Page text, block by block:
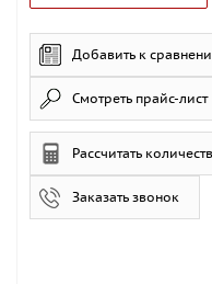
Смотреть прайс-лист
Добавить к
Рассчитать
Заказать звонок